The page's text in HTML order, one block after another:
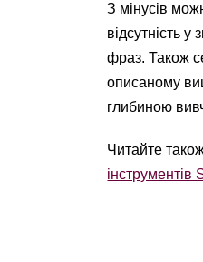
З мінусів
відсутність у
фраз. Також
описаному
глибиною
Читайте
інструментів